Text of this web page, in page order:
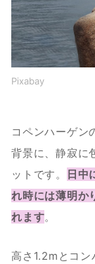
Pixabay
コペンハーゲン
背景に、静寂に
ットです。
日中
れ時には薄明か
れます。
高さ1.2mとコン